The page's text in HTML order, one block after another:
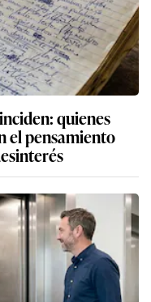
quienes
el pensamiento